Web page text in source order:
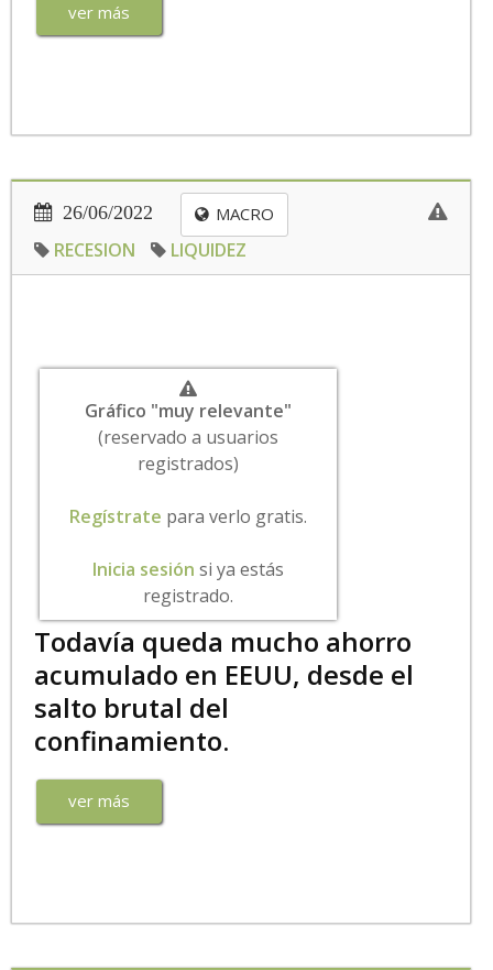
ver más
26/06/2022 MACRO
RECESION LIQUIDEZ
Gráfico "muy relevante"
(reservado a usuarios
registrados)
Regístrate para verlo gratis.
Inicia sesión si ya estás
registrado.
Todavía queda mucho ahorro
acumulado en EEUU, desde el
salto brutal del
confinamiento.
ver más